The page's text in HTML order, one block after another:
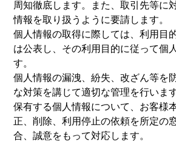
周知徹底します。また、取引先等に
情報を取り扱うように要請します。
個人情報の取得に際しては、利用目
は公表し、その利用目的に従って個
す。
個人情報の漏洩、紛失、改ざん等を
な対策を講じて適切な管理を行います
保有する個人情報について、お客様
正、削除、利用停止の依頼を所定の
合、誠意をもって対応します。